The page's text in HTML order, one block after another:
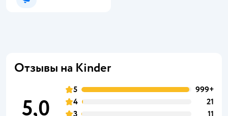
Уведомить о появлении
Отзывы на Kinder
5,0
5
999+
4
21
3
11